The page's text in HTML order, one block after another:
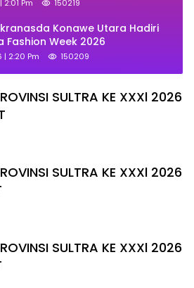
2:01 Pm 150219
Konawe Utara Hadiri
Fashion Week 2026
| 2:20 Pm 150209
SULTRA KE XXXl 2026
SULTRA KE XXXl 2026
SULTRA KE XXXl 2026